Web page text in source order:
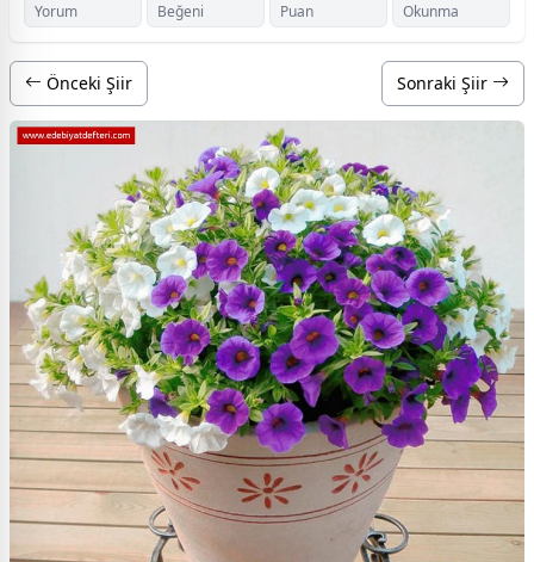
Yorum Beğeni Puan Okunma
Önceki Şiir Sonraki Şiir